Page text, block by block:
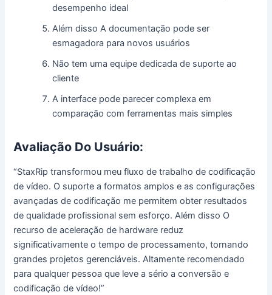
desempenho ideal
Além disso A documentação pode ser
esmagadora para novos usuários
Não tem uma equipe dedicada de suporte ao
cliente
A interface pode parecer complexa em
comparação com ferramentas mais simples
Avaliação Do Usuário:
“StaxRip transformou meu fluxo de trabalho de codificação
de vídeo. O suporte a formatos amplos e as configurações
avançadas de codificação me permitem obter resultados
de qualidade profissional sem esforço. Além disso O
recurso de aceleração de hardware reduz
significativamente o tempo de processamento, tornando
grandes projetos gerenciáveis. Altamente recomendado
para qualquer pessoa que leve a sério a conversão e
codificação de vídeo!”